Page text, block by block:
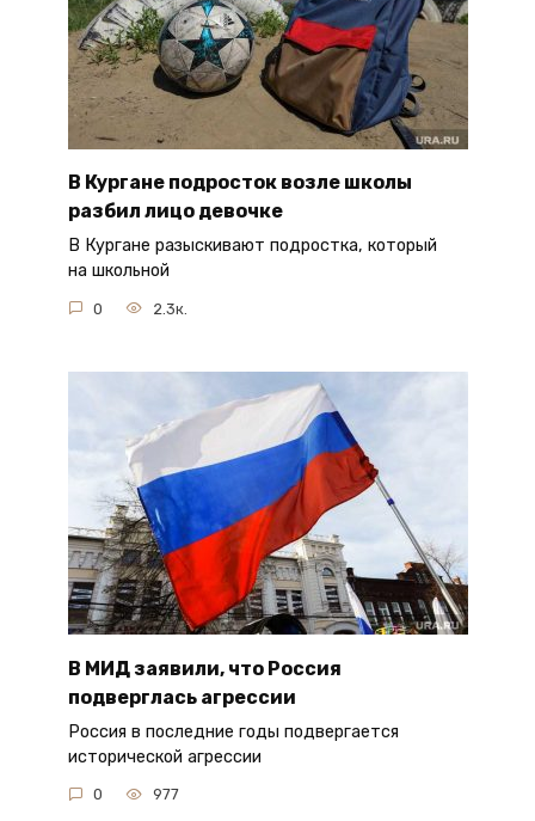
В Кургане подросток возле школы
разбил лицо девочке
В Кургане разыскивают подростка, который
на школьной
0 2.3к.
В МИД заявили, что Россия
подверглась агрессии
Россия в последние годы подвергается
исторической агрессии
0 977